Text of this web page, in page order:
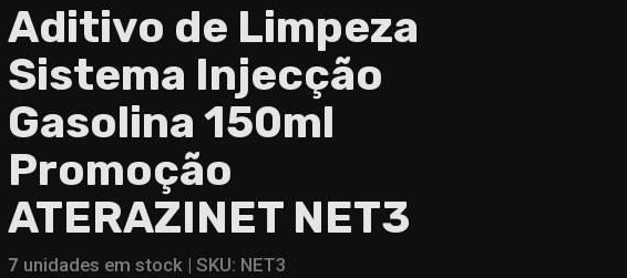
Aditivo de Limpeza
Sistema Injecção
Gasolina 150ml
Promoção
ATERAZINET NET3
7 unidades em stock | SKU: NET3